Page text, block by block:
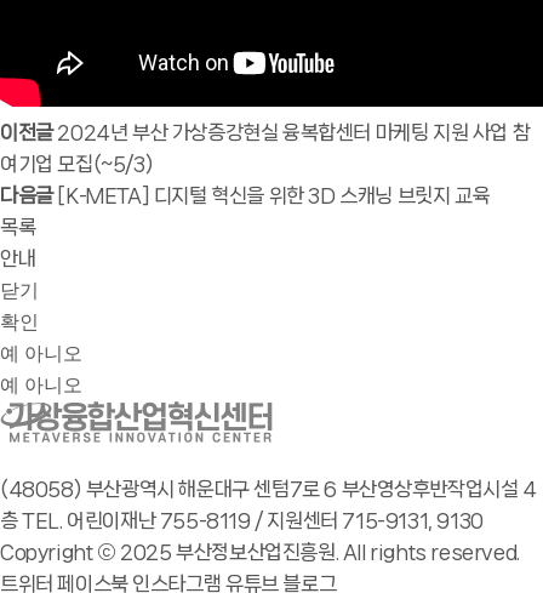
이전글2024년 부산 가상증강현실 융복합센터 마케팅 지원 사업 참
여기업 모집(~5/3)
다음글[K-META] 디지털 혁신을 위한 3D 스캐닝 브릿지 교육
목록
안내
닫기
확인
예 아니오
예 아니오
(48058) 부산광역시 해운대구 센텀7로 6 부산영상후반작업시설 4
층 TEL. 어린이재난 755-8119 / 지원센터 715-9131, 9130
Copyright ⓒ 2025 부산정보산업진흥원. All rights reserved.
트위터 페이스북 인스타그램 유튜브 블로그